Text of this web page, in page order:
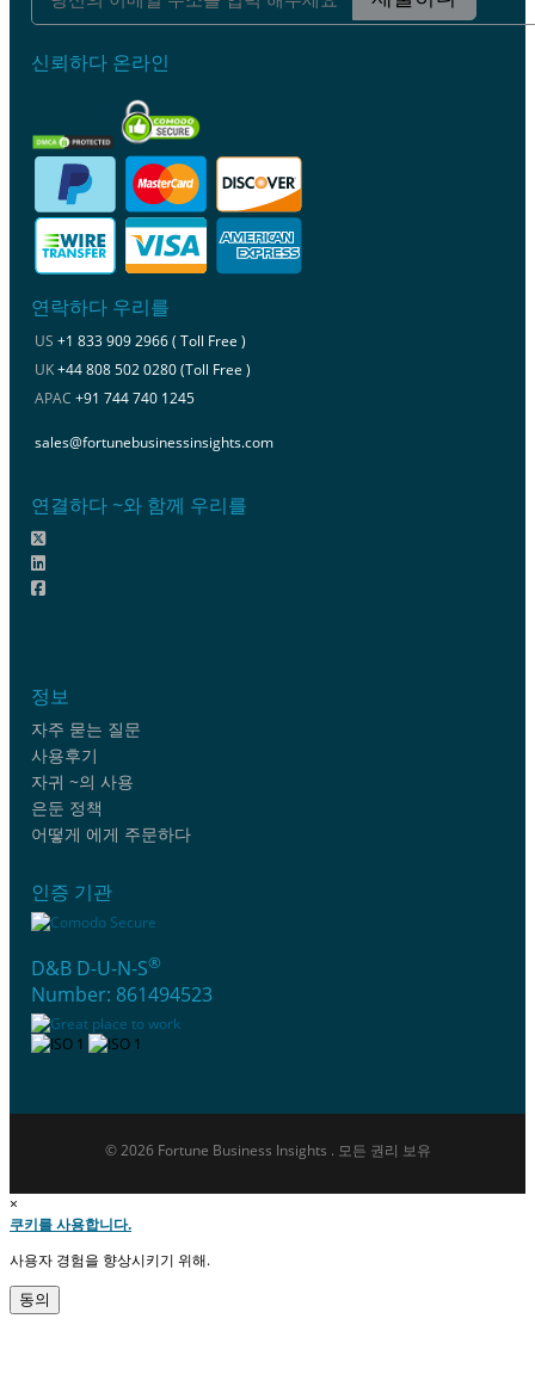
신뢰하다 온라인
연락하다 우리를
US +1 833 909 2966 ( Toll Free )
UK+44 808 502 0280 (Toll Free )
APAC +91 744 740 1245
sales@fortunebusinessinsights.com
연결하다 ~와 함께 우리를
정보
자주 묻는 질문
사용후기
자귀 ~의 사용
은둔 정책
어떻게 에게 주문하다
인증 기관
D&B D-U-N-S®
Number: 861494523
© 2026 Fortune Business Insights . 모든 권리 보유
×
쿠키를 사용합니다.
사용자 경험을 향상시키기 위해.
동의